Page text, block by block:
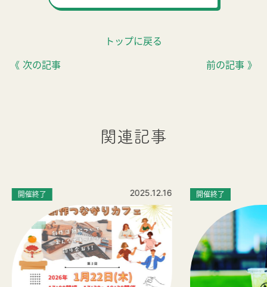
《 次の記事
トップに戻る
前の記事 》
関連記事
開催終了 2025.12.16 開催終了